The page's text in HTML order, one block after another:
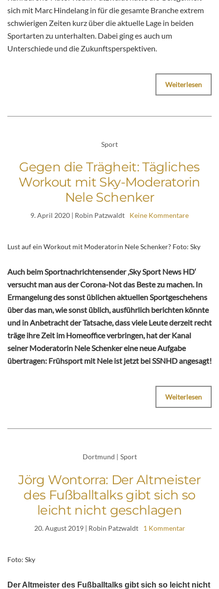
sich mit Marc Hindelang in für die gesamte Branche extrem
schwierigen Zeiten kurz über die aktuelle Lage in beiden
Sportarten zu unterhalten. Dabei ging es auch um
Unterschiede und die Zukunftsperspektiven.
Weiterlesen
Sport
Gegen die Trägheit: Tägliches
Workout mit Sky-Moderatorin
Nele Schenker
9. April 2020 | Robin Patzwaldt Keine Kommentare
Lust auf ein Workout mit Moderatorin Nele Schenker? Foto: Sky
Auch beim Sportnachrichtensender ‚Sky Sport News HD‘
versucht man aus der Corona-Not das Beste zu machen. In
Ermangelung des sonst üblichen aktuellen Sportgeschehens
über das man, wie sonst üblich, ausführlich berichten könnte
und in Anbetracht der Tatsache, dass viele Leute derzeit recht
träge ihre Zeit im Homeoffice verbringen, hat der Kanal
seiner Moderatorin Nele Schenker eine neue Aufgabe
übertragen: Frühsport mit Nele ist jetzt bei SSNHD angesagt!
Weiterlesen
Dortmund | Sport
Jörg Wontorra: Der Altmeister
des Fußballtalks gibt sich so
leicht nicht geschlagen
20. August 2019| Robin Patzwaldt 1 Kommentar
Foto: Sky
Der Altmeister des Fußballtalks gibt sich so leicht nicht